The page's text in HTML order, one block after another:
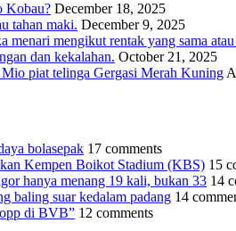
Kobau? December 18, 2025
tahan maki. December 9, 2025
menari mengikut rentak yang sama
dan kekalahan. October 21, 2025
piat telinga Gergasi Merah Kuning
bolasepak 17 comments
Kempen Boikot Stadium (KBS) 15
hanya menang 19 kali, bukan 33 14
baling suar kedalam padang 14
di BVB” 12 comments